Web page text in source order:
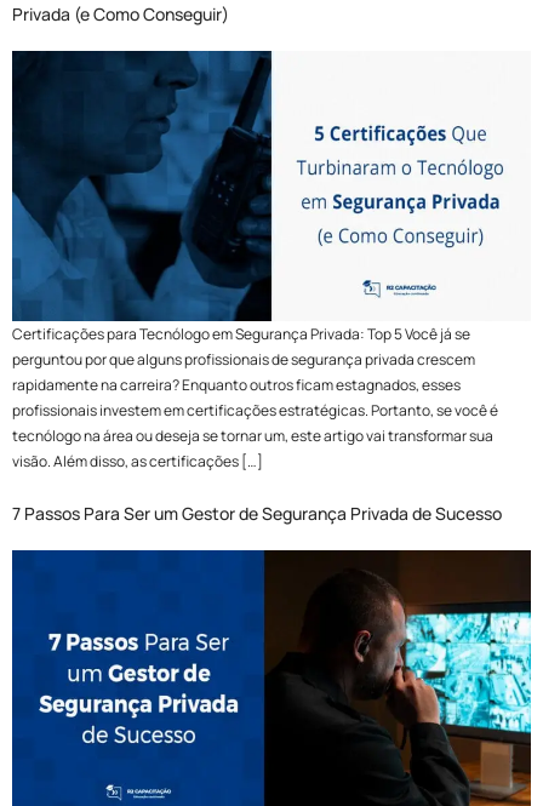
Privada (e Como Conseguir)
Certificações para Tecnólogo em Segurança Privada: Top 5 Você já se
perguntou por que alguns profissionais de segurança privada crescem
rapidamente na carreira? Enquanto outros ficam estagnados, esses
profissionais investem em certificações estratégicas. Portanto, se você é
tecnólogo na área ou deseja se tornar um, este artigo vai transformar sua
visão. Além disso, as certificações […]
7 Passos Para Ser um Gestor de Segurança Privada de Sucesso